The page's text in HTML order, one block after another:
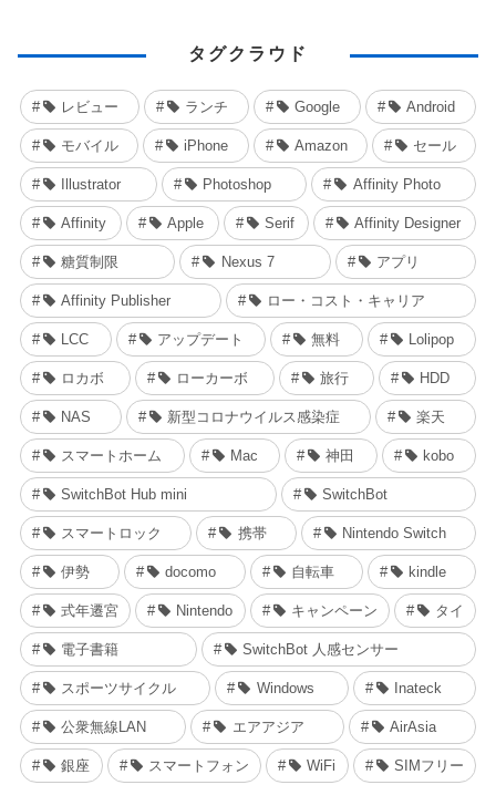
タグクラウド
レビュー ランチ Google Android
モバイル iPhone Amazon セール
Illustrator Photoshop Affinity Photo
Affinity Apple Serif Affinity Designer
糖質制限 Nexus 7 アプリ
Affinity Publisher ロー・コスト・キャリア
LCC アップデート 無料 Lolipop
ロカボ ローカーボ 旅行 HDD
NAS 新型コロナウイルス感染症 楽天
スマートホーム Mac 神田 kobo
SwitchBot Hub mini SwitchBot
スマートロック 携帯 Nintendo Switch
伊勢 docomo 自転車 kindle
式年遷宮 Nintendo キャンペーン タイ
電子書籍 SwitchBot 人感センサー
スポーツサイクル Windows Inateck
公衆無線LAN エアアジア AirAsia
銀座 スマートフォン WiFi SIMフリー